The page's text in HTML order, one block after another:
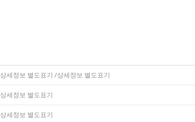
상세정보 별도표기 /상세정보 별도표기
상세정보 별도표기
상세정보 별도표기